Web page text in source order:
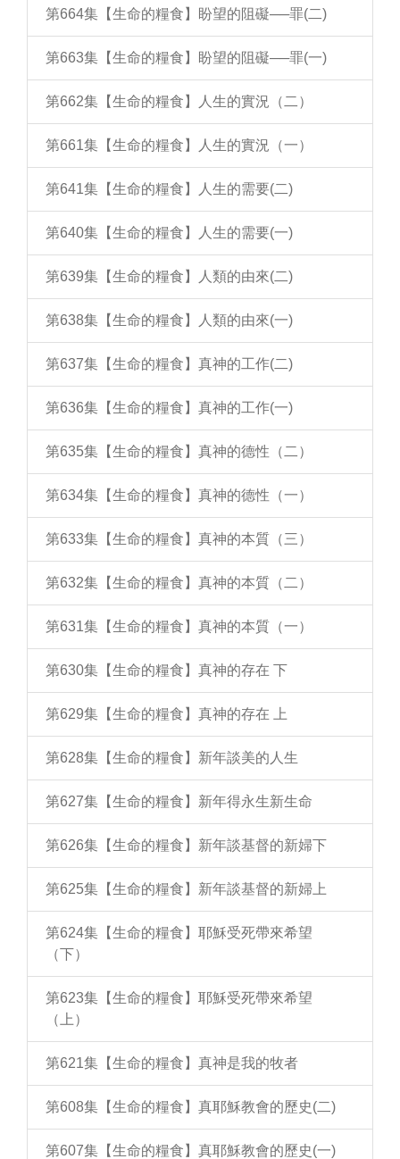
第664集【生命的糧食】盼望的阻礙──罪(二)
第663集【生命的糧食】盼望的阻礙──罪(一)
第662集【生命的糧食】人生的實況（二）
第661集【生命的糧食】人生的實況（一）
第641集【生命的糧食】人生的需要(二)
第640集【生命的糧食】人生的需要(一)
第639集【生命的糧食】人類的由來(二)
第638集【生命的糧食】人類的由來(一)
第637集【生命的糧食】真神的工作(二)
第636集【生命的糧食】真神的工作(一)
第635集【生命的糧食】真神的德性（二）
第634集【生命的糧食】真神的德性（一）
第633集【生命的糧食】真神的本質（三）
第632集【生命的糧食】真神的本質（二）
第631集【生命的糧食】真神的本質（一）
第630集【生命的糧食】真神的存在 下
第629集【生命的糧食】真神的存在 上
第628集【生命的糧食】新年談美的人生
第627集【生命的糧食】新年得永生新生命
第626集【生命的糧食】新年談基督的新婦下
第625集【生命的糧食】新年談基督的新婦上
第624集【生命的糧食】耶穌受死帶來希望
（下）
第623集【生命的糧食】耶穌受死帶來希望
（上）
第621集【生命的糧食】真神是我的牧者
第608集【生命的糧食】真耶穌教會的歷史(二)
第607集【生命的糧食】真耶穌教會的歷史(一)